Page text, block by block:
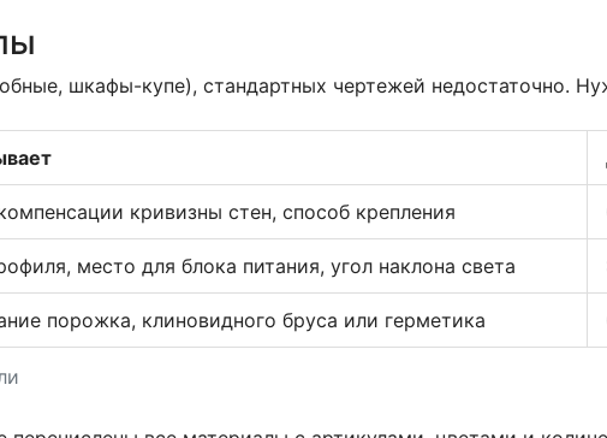
шкафы-купе), стандартных чертежей недостаточно.
кривизны стен, способ крепления
место для блока питания, угол наклона света
порожка, клиновидного бруса или герметика